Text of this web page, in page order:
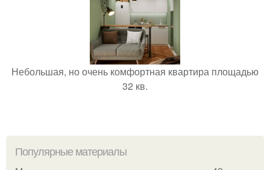
Небольшая, но очень комфортная квартира площадью
32 кв.
Популярные материалы